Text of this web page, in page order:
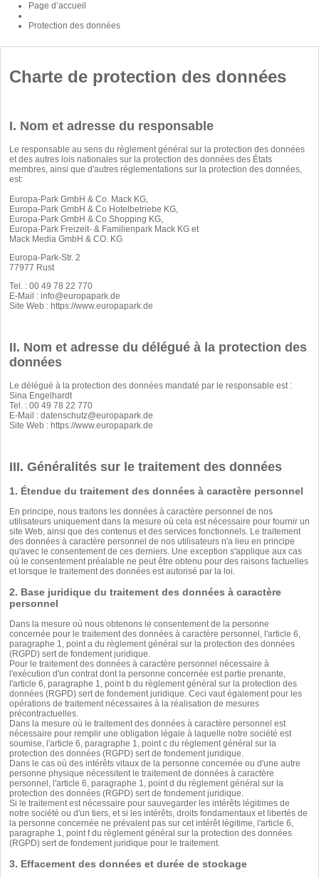
Page d’accueil
Protection des données
Charte de protection des données
I. Nom et adresse du responsable
Le responsable au sens du règlement général sur la protection des données
et des autres lois nationales sur la protection des données des États
membres, ainsi que d'autres réglementations sur la protection des données,
est:
Europa-Park GmbH & Co. Mack KG,
Europa-Park GmbH & Co Hotelbetriebe KG,
Europa-Park GmbH & Co Shopping KG,
Europa-Park Freizeit- & Familienpark Mack KG et
Mack Media GmbH & CO. KG
Europa-Park-Str. 2
77977 Rust
Tel. : 00 49 78 22 770
E-Mail : info@europapark.de
Site Web : https://www.europapark.de
II. Nom et adresse du délégué à la protection des
données
Le délégué à la protection des données mandaté par le responsable est :
Sina Engelhardt
Tel. : 00 49 78 22 770
E-Mail : datenschutz@europapark.de
Site Web : https://www.europapark.de
III. Généralités sur le traitement des données
1. Étendue du traitement des données à caractère personnel
En principe, nous traitons les données à caractère personnel de nos
utilisateurs uniquement dans la mesure où cela est nécessaire pour fournir un
site Web, ainsi que des contenus et des services fonctionnels. Le traitement
des données à caractère personnel de nos utilisateurs n'a lieu en principe
qu'avec le consentement de ces derniers. Une exception s'applique aux cas
où le consentement préalable ne peut être obtenu pour des raisons factuelles
et lorsque le traitement des données est autorisé par la loi.
2. Base juridique du traitement des données à caractère
personnel
Dans la mesure où nous obtenons le consentement de la personne
concernée pour le traitement des données à caractère personnel, l'article 6,
paragraphe 1, point a du règlement général sur la protection des données
(RGPD) sert de fondement juridique.
Pour le traitement des données à caractère personnel nécessaire à
l'exécution d'un contrat dont la personne concernée est partie prenante,
l'article 6, paragraphe 1, point b du règlement général sur la protection des
données (RGPD) sert de fondement juridique. Ceci vaut également pour les
opérations de traitement nécessaires à la réalisation de mesures
précontractuelles.
Dans la mesure où le traitement des données à caractère personnel est
nécessaire pour remplir une obligation légale à laquelle notre société est
soumise, l'article 6, paragraphe 1, point c du règlement général sur la
protection des données (RGPD) sert de fondement juridique.
Dans le cas où des intérêts vitaux de la personne concernée ou d'une autre
personne physique nécessitent le traitement de données à caractère
personnel, l'article 6, paragraphe 1, point d du règlement général sur la
protection des données (RGPD) sert de fondement juridique.
Si le traitement est nécessaire pour sauvegarder les intérêts légitimes de
notre société ou d'un tiers, et si les intérêts, droits fondamentaux et libertés de
la personne concernée ne prévalent pas sur cet intérêt légitime, l'article 6,
paragraphe 1, point f du règlement général sur la protection des données
(RGPD) sert de fondement juridique pour le traitement.
3. Effacement des données et durée de stockage